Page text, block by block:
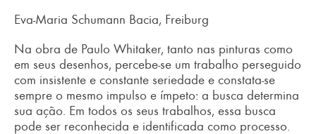
Eva-Maria Schumann Bacia, Freiburg
Na obra de Paulo Whitaker, tanto nas pinturas como
em seus desenhos, percebe-se um trabalho perseguido
com insistente e constante seriedade e constata-se
sempre o mesmo impulso e ímpeto: a busca determina
sua ação. Em todos os seus trabalhos, essa busca
pode ser reconhecida e identificada como processo.